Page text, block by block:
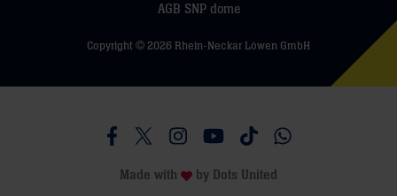
AGB SNP dome
Copyright © 2026 Rhein-Neckar Löwen GmbH
Besucht uns auf Facebook
Besucht uns auf Twitter
Besucht uns auf Instagram
Besucht uns auf Youtube
Besucht uns auf
Besucht uns auf
Made with by Dots United